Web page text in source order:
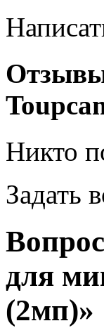
Никто
Задать
для
(2мп)»